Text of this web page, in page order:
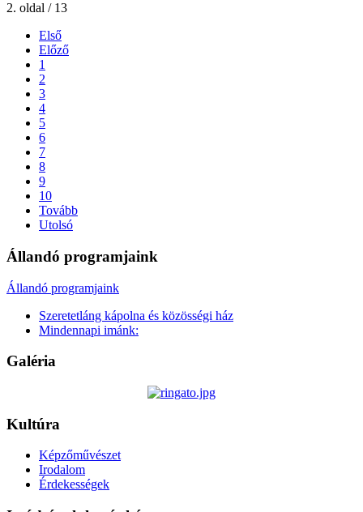
2. oldal / 13
Első
Előző
1
2
3
4
5
6
7
8
9
10
Tovább
Utolsó
Állandó programjaink
Állandó programjaink
Szeretetláng kápolna és közösségi ház
Mindennapi imánk:
Galéria
Kultúra
Képzőművészet
Irodalom
Érdekességek